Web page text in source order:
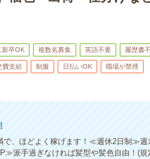
新卒OK 複数名募集 英語不要 履歴書
費支給 制服 日払いOK 職場が禁煙
、ほどよく稼げます！≪週休2日制≫週
派手過ぎなければ髪型や髪色自由！(